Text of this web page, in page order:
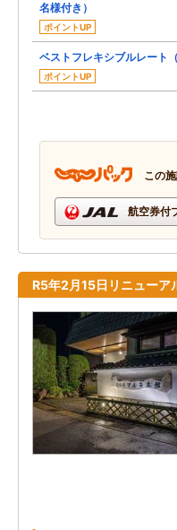
名様付き）
ポイントUP
ベストフレキシブルレート（
ポイントUP
この
航空券付
R5年2月15日リニュー